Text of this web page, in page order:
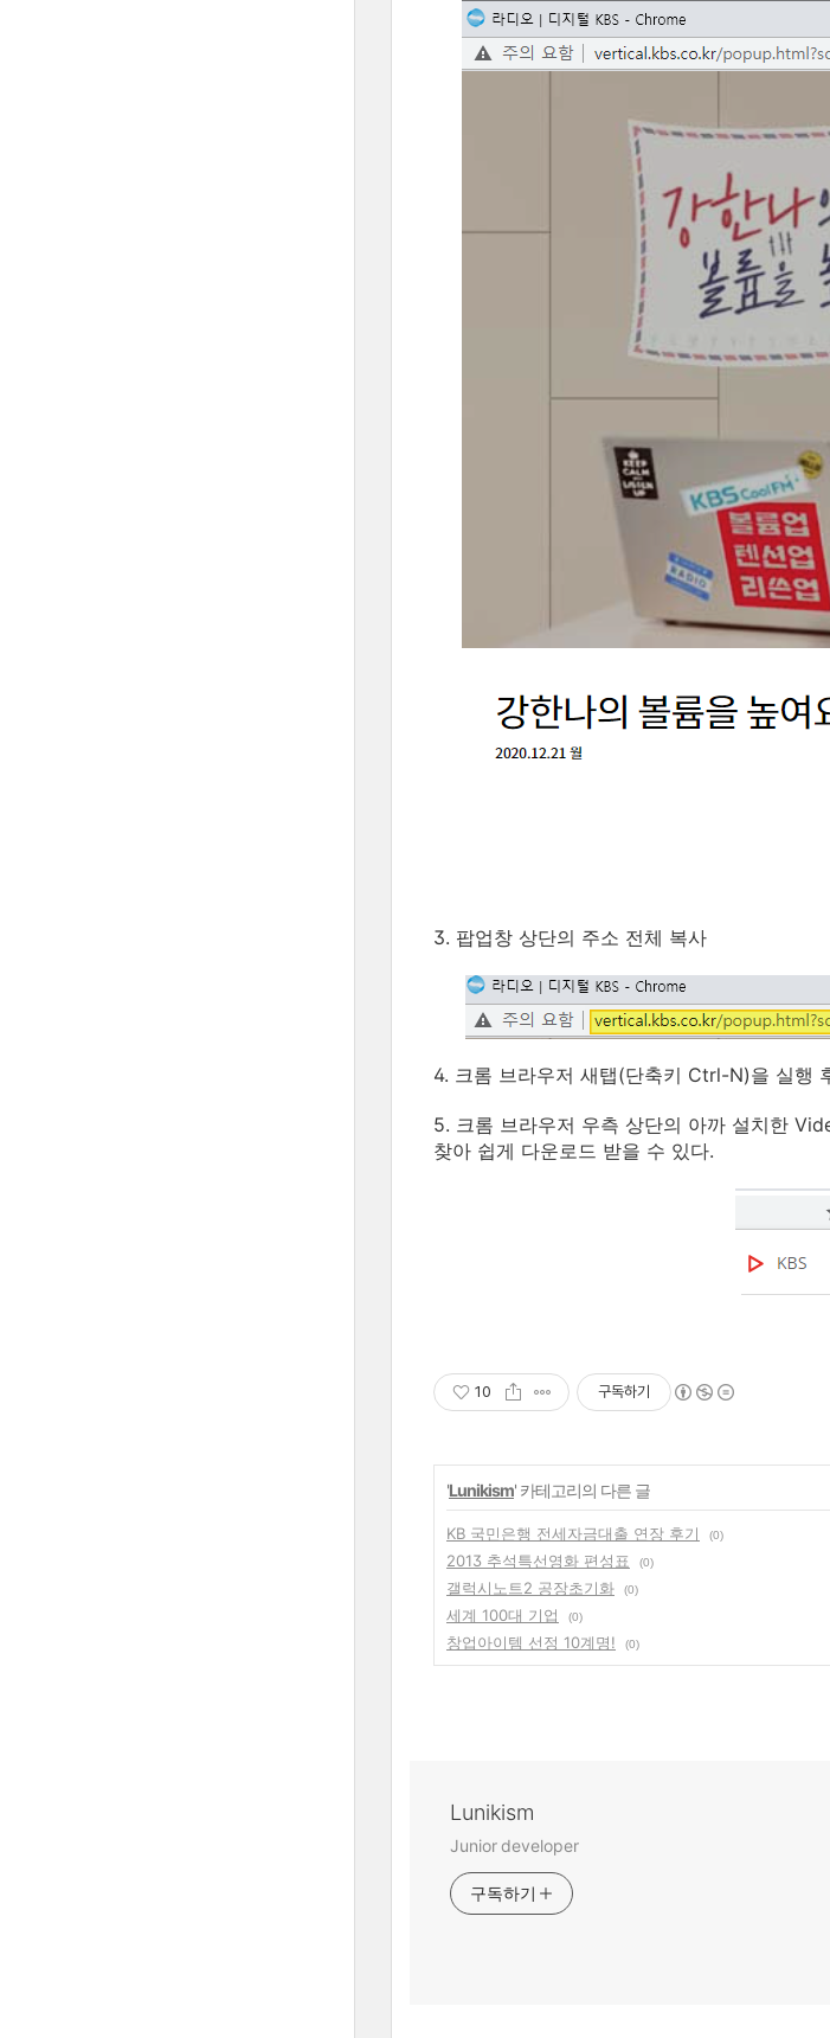
3. 팝업창 상단의 주소 전체 복사
4. 크롬 브라우저 새탭(단축키 Ctrl-N)을 실행
5. 크롬 브라우저 우측 상단의 아까 설치한
찾아 쉽게 다운로드 받을 수 있다.
10 구독하기
'Lunikism' 카테고리의 다른 글
KB 국민은행 전세자금대출 연장 후기 (0)
2013 추석특선영화 편성표
(0)
갤럭시노트2 공장초기화
(0)
세계 100대 기업
(0)
창업아이템 선정 10계명!
(0)
Lunikism
Junior developer
구독하기